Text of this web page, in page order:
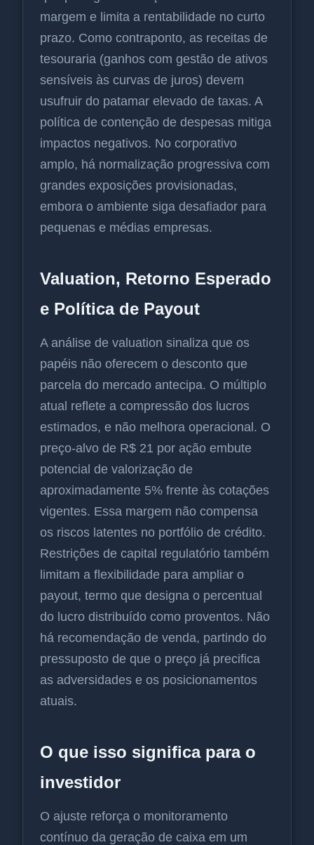
margem e limita a rentabilidade no curto
prazo. Como contraponto, as receitas de
tesouraria (ganhos com gestão de ativos
sensíveis às curvas de juros) devem
usufruir do patamar elevado de taxas. A
política de contenção de despesas mitiga
impactos negativos. No corporativo
amplo, há normalização progressiva com
grandes exposições provisionadas,
embora o ambiente siga desafiador para
pequenas e médias empresas.
Valuation, Retorno Esperado
e Política de Payout
A análise de valuation sinaliza que os
papéis não oferecem o desconto que
parcela do mercado antecipa. O múltiplo
atual reflete a compressão dos lucros
estimados, e não melhora operacional. O
preço-alvo de R$ 21 por ação embute
potencial de valorização de
aproximadamente 5% frente às cotações
vigentes. Essa margem não compensa
os riscos latentes no portfólio de crédito.
Restrições de capital regulatório também
limitam a flexibilidade para ampliar o
payout, termo que designa o percentual
do lucro distribuído como proventos. Não
há recomendação de venda, partindo do
pressuposto de que o preço já precifica
as adversidades e os posicionamentos
atuais.
O que isso significa para o
investidor
O ajuste reforça o monitoramento
contínuo da geração de caixa em um